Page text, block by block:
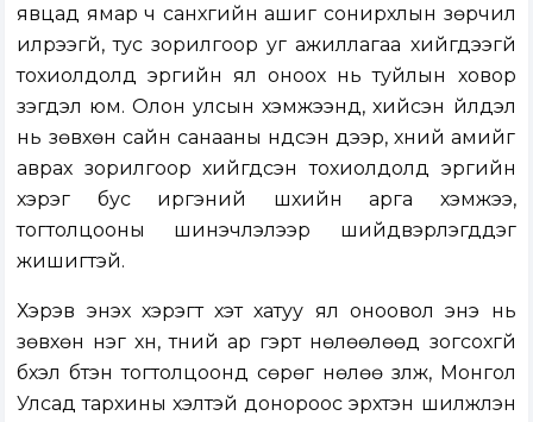
явцад ямар ч санхүүгийн ашиг сонирхлын зөрчил
илрээгүй, тус зорилгоор уг ажиллагаа хийгдээгүй
тохиолдолд эрүүгийн ял оноох нь туйлын ховор
үзэгдэл юм. Олон улсын хэмжээнд, хийсэн үйлдэл
нь зөвхөн сайн санааны үндсэн дээр, хүний амийг
аврах зорилгоор хийгдсэн тохиолдолд эрүүгийн
хэрэг бус иргэний шүүхийн арга хэмжээ,
тогтолцооны шинэчлэлээр шийдвэрлэгддэг
жишигтэй.
Хэрэв энэхүү хэрэгт хэт хатуу ял оноовол энэ нь
зөвхөн нэг хүн, түүний ар гэрт нөлөөлөөд зогсохгүй
бүхэл бүтэн тогтолцоонд сөрөг нөлөө үзүүлж, Монгол
Улсад тархины үхэлтэй донороос эрхтэн шилжүүлэн